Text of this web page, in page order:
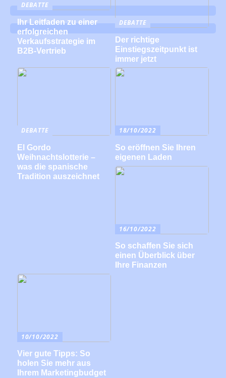
DEBATTE
Ihr Leitfaden zu einer
erfolgreichen
Verkaufsstrategie im
B2B-Vertrieb
DEBATTE
Der richtige
Einstiegszeitpunkt ist
immer jetzt
DEBATTE
El Gordo
Weihnachtslotterie –
was die spanische
Tradition auszeichnet
18/10/2022
So eröffnen Sie Ihren
eigenen Laden
16/10/2022
So schaffen Sie sich
einen Überblick über
Ihre Finanzen
10/10/2022
Vier gute Tipps: So
holen Sie mehr aus
Ihrem Marketingbudget